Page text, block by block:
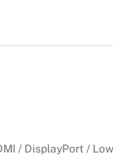
/ DisplayPort / Low